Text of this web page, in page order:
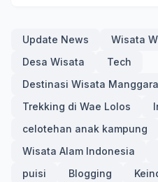
Update News Wisata
Desa Wisata
Tech
Destinasi Wisata
Trekking di Wae Lolos
celotehan anak kampung
Wisata Alam Indonesia
puisi
Blogging